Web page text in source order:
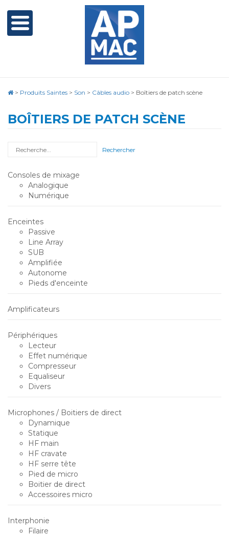
> Produits Saintes > Son > Câbles audio > Boîtiers de patch scène
BOÎTIERS DE PATCH SCÈNE
Rechercher
Consoles de mixage
Analogique
Numérique
Enceintes
Passive
Line Array
SUB
Amplifiée
Autonome
Pieds d'enceinte
Amplificateurs
Périphériques
Lecteur
Effet numérique
Compresseur
Equaliseur
Divers
Microphones / Boitiers de direct
Dynamique
Statique
HF main
HF cravate
HF serre tête
Pied de micro
Boitier de direct
Accessoires micro
Interphonie
Filaire